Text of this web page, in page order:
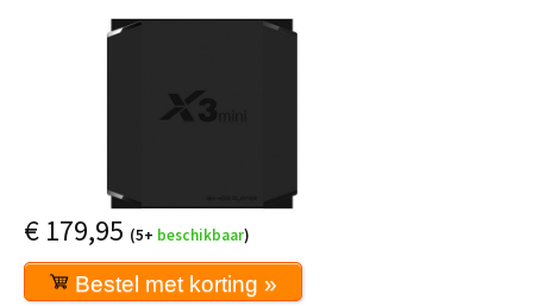
€ 179,95 (5+ beschikbaar)
Bestel met korting »